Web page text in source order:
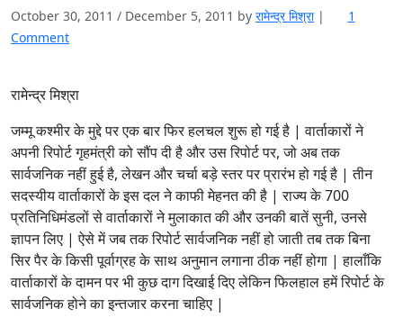
October 30, 2011 / December 5, 2011 by रामेन्द्र मिश्रा |
1
Commento
म्मू
श्मी
र
औ
अ
फ
स्पा
को
स
म
रामेन्द्र मिश्रा
जम्मू कश्मीर के मुद्दे पर एक बार फिर हलचल शुरू हो गई है | वार्ताकारों ने
अपनी रिपोर्ट गृहमंत्री को सौंप दी है और उस रिपोर्ट पर, जो अब तक
सार्वजनिक नहीं हुई है, लेखन और चर्चा बड़े स्तर पर प्रारंभ हो गई है | तीन
सदस्यीय वार्ताकारों के इस दल ने काफी मेहनत की है | राज्य के 700
प्रतिनिधिमंडलों से वार्ताकारों ने मुलाकात की और उनकी बातें सुनी, उनसे
ज्ञापन लिए | ऐसे में जब तक रिपोर्ट सार्वजनिक नहीं हो जाती तब तक बिना
सिर पैर के किसी पूर्वाग्रह के साथ अनुमान लगाना ठीक नहीं होगा | हालाँकि
वार्ताकारों के दामन पर भी कुछ दाग दिखाई दिए लेकिन फिलहाल हमें रिपोर्ट के
सार्वजनिक होने का इन्तजार करना चाहिए |